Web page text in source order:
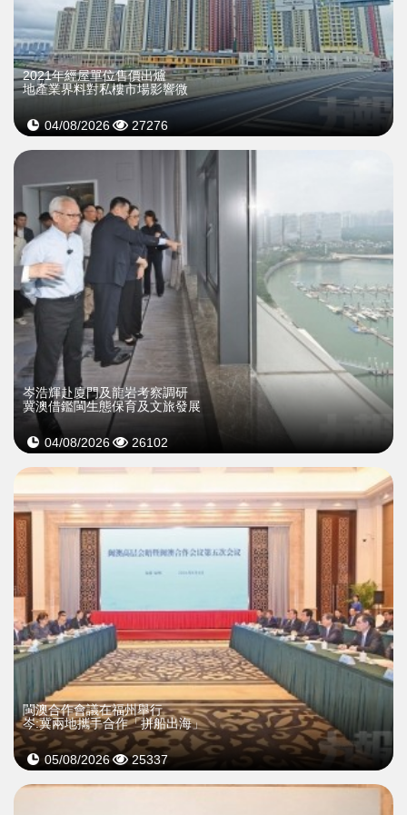
2021年經屋單位售價出爐
地產業界料對私樓市場影響微
04/08/2026 27276
岑浩輝赴廈門及龍岩考察調研
冀澳借鑑閩生態保育及文旅發展
04/08/2026 26102
閩澳合作會議在福州舉行
岑:冀兩地攜手合作「拼船出海」
05/08/2026 25337